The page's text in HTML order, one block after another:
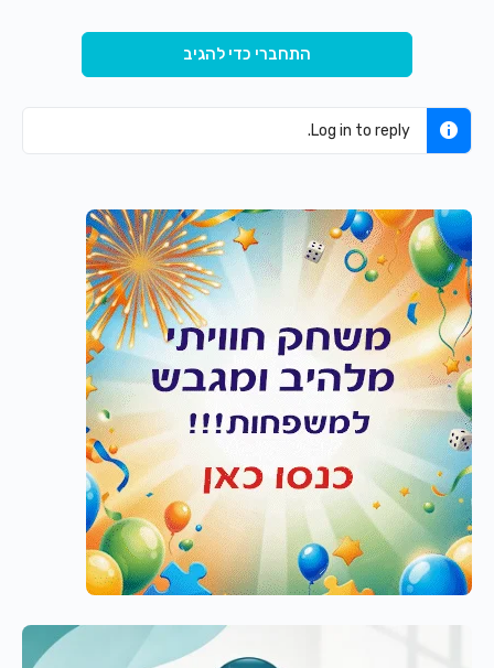
התחברי כדי להגיב
Log in to reply.